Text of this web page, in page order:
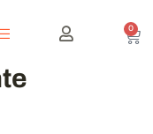
0